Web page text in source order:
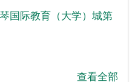
国际教育（大学）城第
查看全部